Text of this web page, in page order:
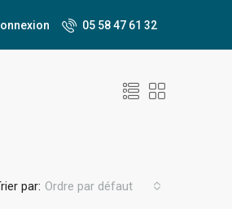
05 58 47 61 32
par: Ordre par défaut